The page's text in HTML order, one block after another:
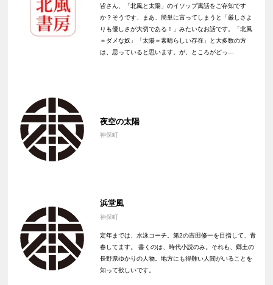
皆さん、「北風と太陽」のイソップ寓話をご存知です
か？そうです、まあ、簡単に言ってしまうと「厳しさよ
りも優しさが大切である！」みたいなお話です。「北風
＝ダメな奴」「太陽＝素晴らしい存在」と大多数の方
は、思っていると思います。が、ところがどっ…
夜空の太陽
神保町
浜堂風
神保町
定年までは、水泳コーチ。第2の吉田修一を目指して、青
春してます。 書くのは、時代小説のみ。それも、郷土の
長野県ゆかりの人物。地方にも得難い人間がいることを
知って欲しいです。